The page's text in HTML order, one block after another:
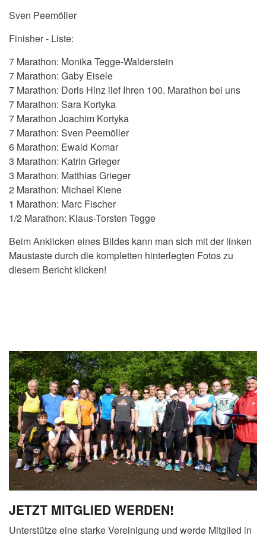
Sven Peemöller
Finisher - Liste:
7 Marathon: Monika Tegge-Walderstein
7 Marathon: Gaby Eisele
7 Marathon: Doris Hinz lief Ihren 100. Marathon bei uns
7 Marathon: Sara Kortyka
7 Marathon Joachim Kortyka
7 Marathon: Sven Peemöller
6 Marathon: Ewald Komar
3 Marathon: Katrin Grieger
3 Marathon: Matthias Grieger
2 Marathon: Michael Kiene
1 Marathon: Marc Fischer
1/2 Marathon: Klaus-Torsten Tegge
Beim Anklicken eines Bildes kann man sich mit der linken
Maustaste durch die kompletten hinterlegten Fotos zu
diesem Bericht klicken!
JETZT MITGLIED WERDEN!
Unterstütze eine starke Vereinigung und werde Mitglied in